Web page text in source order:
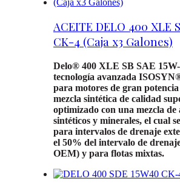
ACEITE DELO 400 XLE
CK-4 (Caja x3 Galones)
Delo® 400 XLE SB SAE
tecnología avanzada
para motores de gran potencia
mezcla sintética de calidad
optimizado con una mezcla de
sintéticos y minerales, el cual
para intervalos de drenaje
el 50% del intervalo de
OEM) y para flotas mixtas.